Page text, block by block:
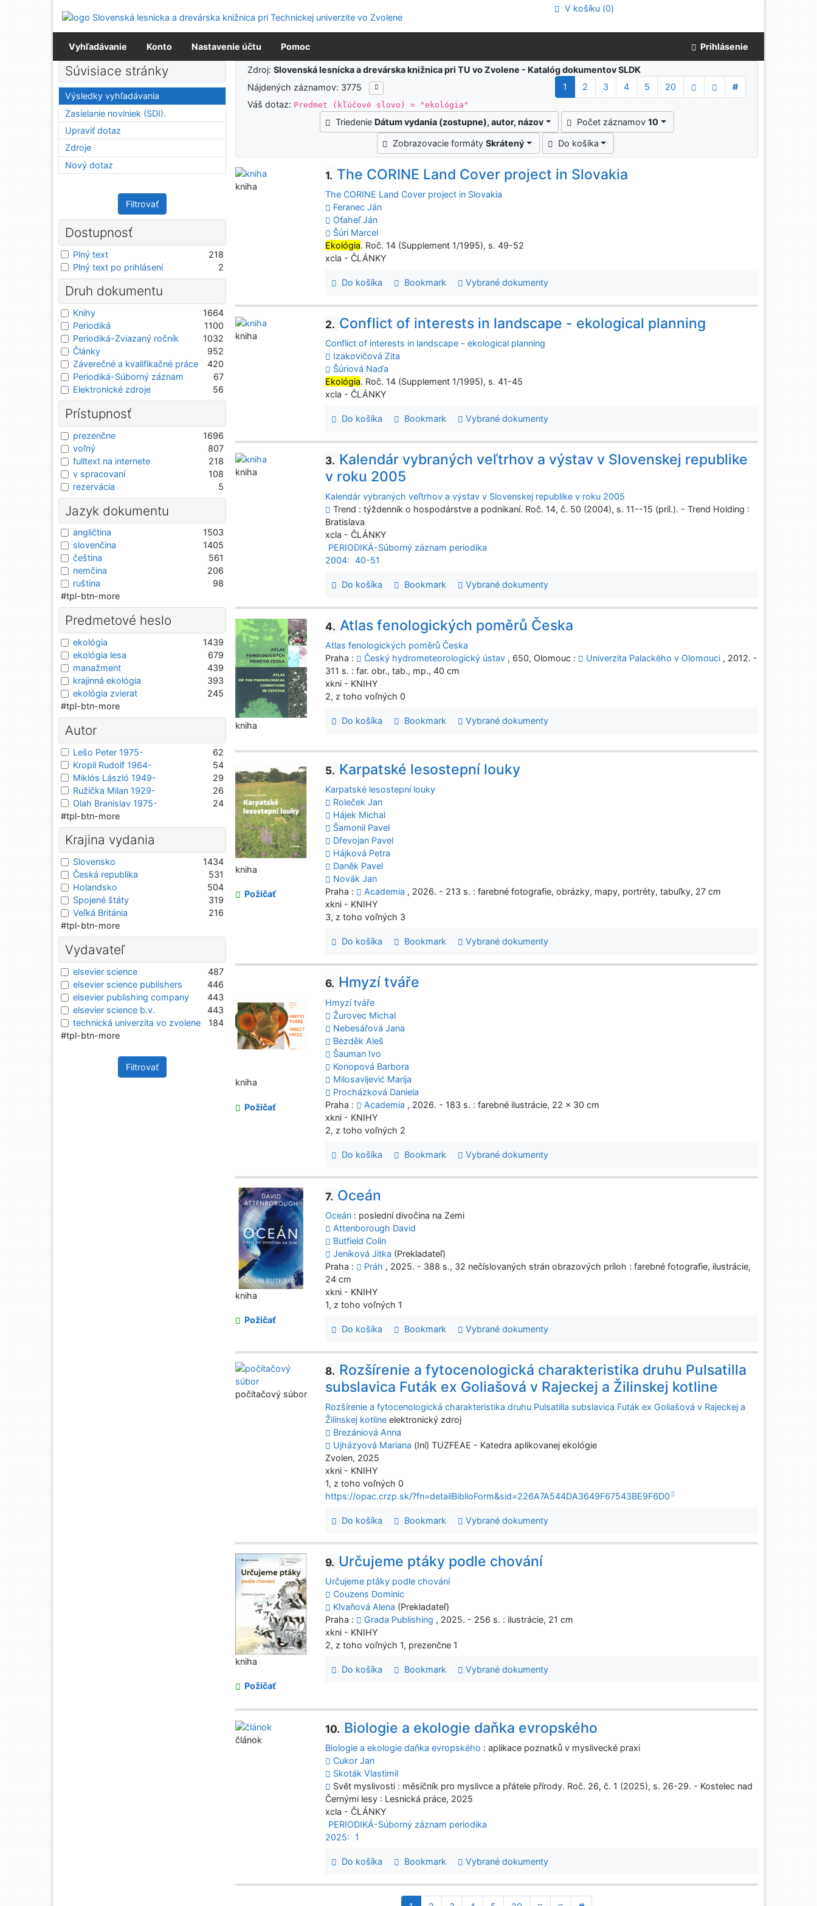
Prejsť na menu
Prehlásenie o webovej prístupnosti
V košíku (0)
Vyhľadávanie Konto Nastavenie účtu Pomoc Prihlásenie
Výsledky vyhľadávania
Zdroj:Slovenská lesnícka a drevárska knižnica pri TU vo Zvolene - Katalóg dokumentov SLDK
Nájdených záznamov: 3775
1 2 3 4 5 20
#
Váš dotaz: Predmet (kľúčové slovo) = "ekológia"
Triedenie Dátum vydania (zostupne), autor, názov Počet záznamov10
Zobrazovacie formátySkrátený Do košíka
1. The CORINE Land Cover project in Slovakia
The CORINE Land Cover project in Slovakia
Feranec Ján
Oťaheľ Ján
Šúri Marcel
Ekológia. Roč. 14 (Supplement 1/1995), s. 49-52
xcla - ČLÁNKY
Do košíka Bookmark Vybrané dokumenty
kniha
2. Conflict of interests in landscape - ekological planning
Conflict of interests in landscape - ekological planning
Izakovičová Zita
Šúriová Naďa
Ekológia. Roč. 14 (Supplement 1/1995), s. 41-45
xcla - ČLÁNKY
Do košíka Bookmark Vybrané dokumenty
kniha
3. Kalendár vybraných veľtrhov a výstav v Slovenskej republike
v roku 2005
Kalendár vybraných veľtrhov a výstav v Slovenskej republike v roku 2005
Trend : týždenník o hospodárstve a podnikaní. Roč. 14, č. 50 (2004), s. 11--15 (príl.). - Trend Holding :
Bratislava
xcla - ČLÁNKY
PERIODIKÁ-Súborný záznam periodika
2004:
40-51
Do košíka Bookmark Vybrané dokumenty
kniha
4. Atlas fenologických poměrů Česka
Atlas fenologických poměrů Česka
Praha :
Český hydrometeorologický ústav , 650, Olomouc : Univerzita Palackého v Olomouci , 2012. -
311 s. : far. obr., tab., mp., 40 cm
xkni - KNIHY
2, z toho voľných 0
Do košíka Bookmark Vybrané dokumenty
kniha
5. Karpatské lesostepní louky
Karpatské lesostepní louky
Roleček Jan
Hájek Michal
Šamonil Pavel
Dřevojan Pavel
Hájková Petra
Daněk Pavel
Novák Jan
Praha :
Academia , 2026. - 213 s. : farebné fotografie, obrázky, mapy, portréty, tabuľky, 27 cm
xkni - KNIHY
3, z toho voľných 3
Do košíka Bookmark Vybrané dokumenty
kniha
Požičať
6. Hmyzí tváře
Hmyzí tváře
Žurovec Michal
Nebesářová Jana
Bezděk Aleš
Šauman Ivo
Konopová Barbora
Milosavljević Marija
Procházková Daniela
Praha :
Academia , 2026. - 183 s. : farebné ilustrácie, 22 x 30 cm
xkni - KNIHY
2, z toho voľných 2
Do košíka Bookmark Vybrané dokumenty
kniha
Požičať
7. Oceán
Oceán : poslední divočina na Zemi
Attenborough David
Butfield Colin
Jeníková Jitka (Prekladateľ)
Praha :
Práh , 2025. - 388 s., 32 nečíslovaných strán obrazových príloh : farebné fotografie, ilustrácie,
24 cm
xkni - KNIHY
1, z toho voľných 1
Do košíka Bookmark Vybrané dokumenty
kniha
Požičať
8. Rozšírenie a fytocenologická charakteristika druhu Pulsatilla
subslavica Futák ex Goliašová v Rajeckej a Žilinskej kotline
Rozšírenie a fytocenologická charakteristika druhu Pulsatilla subslavica Futák ex Goliašová v Rajeckej a
Žilinskej kotline elektronický zdroj
Brezániová Anna
Ujházyová Mariana (Iní) TUZFEAE - Katedra aplikovanej ekológie
Zvolen, 2025
xkni - KNIHY
1, z toho voľných 0
https://opac.crzp.sk/?fn=detailBiblioForm&sid=226A7A544DA3649F67543BE9F6D0
Do košíka Bookmark Vybrané dokumenty
počítačový súbor
9. Určujeme ptáky podle chování
Určujeme ptáky podle chování
Couzens Dominic
Klvaňová Alena (Prekladateľ)
Praha :
Grada Publishing , 2025. - 256 s. : ilustrácie, 21 cm
xkni - KNIHY
2, z toho voľných 1, prezenčne 1
Do košíka Bookmark Vybrané dokumenty
kniha
Požičať
10. Biologie a ekologie daňka evropského
Biologie a ekologie daňka evropského : aplikace poznatků v myslivecké praxi
Cukor Jan
Skoták Vlastimil
Svět myslivosti : měsíčník pro myslivce a přátele přírody. Roč. 26, č. 1 (2025), s. 26-29. - Kostelec nad
Černými lesy : Lesnická práce, 2025
xcla - ČLÁNKY
PERIODIKÁ-Súborný záznam periodika
2025:
1
Do košíka Bookmark Vybrané dokumenty
článok
Súvisiace stránky
Výsledky vyhľadávania
Zasielanie noviniek (SDI).
Upraviť dotaz
Zdroje
Nový dotaz
Filtrovať
Dostupnosť
Plný text
218
Plný text po prihlásení
2
Druh dokumentu
Knihy
1664
Periodiká
1100
Periodiká-Zviazaný ročník
1032
Články
952
Záverečné a kvalifikačné práce
420
Periodiká-Súborný záznam
67
Elektronické zdroje
56
Prístupnosť
prezenčne
1696
voľný
807
fulltext na internete
218
v spracovaní
108
rezervácia
5
Jazyk dokumentu
angličtina
1503
slovenčina
1405
čeština
561
nemčina
206
ruština
98
#tpl-btn-more
Predmetové heslo
ekológia
1439
ekológia lesa
679
manažment
439
krajinná ekológia
393
ekológia zvierat
245
#tpl-btn-more
Autor
Lešo Peter 1975-
62
Kropil Rudolf 1964-
54
Miklós László 1949-
29
Ružička Milan 1929-
26
Olah Branislav 1975-
24
#tpl-btn-more
Krajina vydania
Slovensko
1434
Česká republika
531
Holandsko
504
Spojené štáty
319
Veľká Británia
216
#tpl-btn-more
Vydavateľ
elsevier science
487
elsevier science publishers
446
elsevier publishing company
443
elsevier science b.v.
443
technická univerzita vo zvolene
184
#tpl-btn-more
Filtrovať